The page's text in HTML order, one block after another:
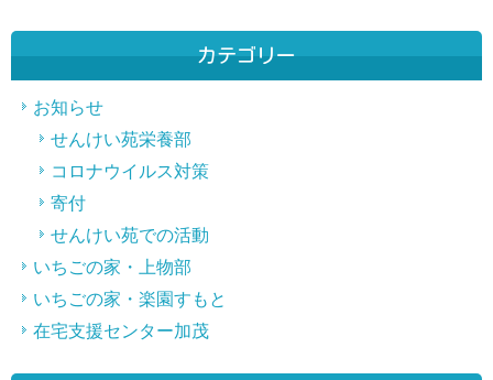
カテゴリー
お知らせ
せんけい苑栄養部
コロナウイルス対策
寄付
せんけい苑での活動
いちごの家・上物部
いちごの家・楽園すもと
在宅支援センター加茂